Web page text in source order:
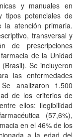
y manuales en
tipos potenciales de
atención primaria.
transversal y
de prescripciones
de la Unidad
Se incluyeron
las enfermedades
analizaron 1.500
de los criterios de
ellos: ilegibilidad
(57,6%),
en el 46% de los
a la edad del